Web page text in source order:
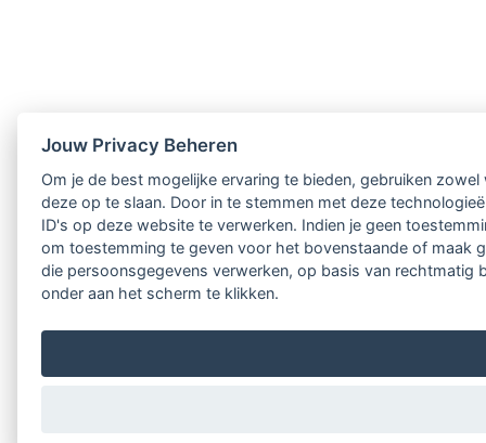
Jouw Privacy Beheren
Om je de best mogelijke ervaring te bieden, gebruiken
deze op te slaan. Door in te stemmen met deze
ID's op deze website te verwerken. Indien je geen
om toestemming te geven voor het bovenstaande of maak
die persoonsgegevens verwerken, op basis van rechtmatig
onder aan het scherm te klikken.